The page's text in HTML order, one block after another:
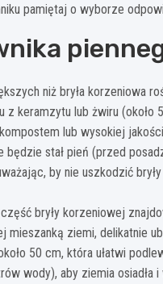
pamiętaj o wyborze
niż bryła korzeniowa
z keramzytu lub żwiru
lub wysokiej
stał pień (przed
by nie uszkodzić
bryły korzeniowej
mieszanką ziemi, delikatnie
50 cm, która ułatwi
wody), aby ziemia osiadła